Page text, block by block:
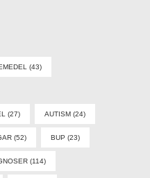
(43)
(27) AUTISM (24)
(52) BUP (23)
(114)